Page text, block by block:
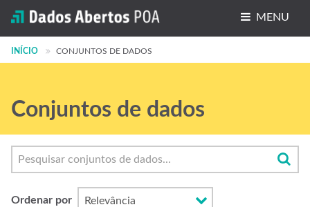
MENU
Conjuntos de dados
Grupos
Sobre
INÍCIO CONJUNTOS DE DADOS
Conjuntos de dados
Ordenar por